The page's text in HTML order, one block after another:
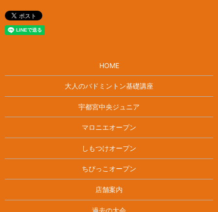
HOME
大人のバドミントン基礎講座
宇都宮中央ジュニア
マロニエオープン
しもつけオープン
ちびっこオープン
店舗案内
過去の大会